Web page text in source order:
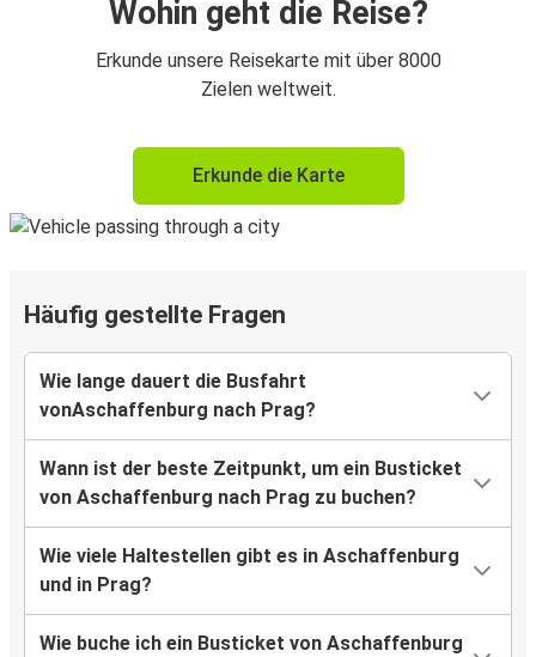
Wohin geht die Reise?
Erkunde unsere Reisekarte mit über 8000
Zielen weltweit.
Erkunde die Karte
Häufig gestellte Fragen
Wie lange dauert die Busfahrt
vonAschaffenburg nach Prag?
Wann ist der beste Zeitpunkt, um ein Busticket
von Aschaffenburg nach Prag zu buchen?
Wie viele Haltestellen gibt es in Aschaffenburg
und in Prag?
Wie buche ich ein Busticket von Aschaffenburg